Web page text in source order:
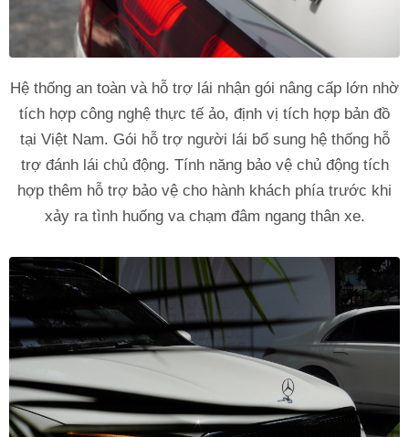
Hệ thống an toàn và hỗ trợ lái nhận gói nâng cấp lớn nhờ
tích hợp công nghệ thực tế ảo, định vị tích hợp bản đồ
tại Việt Nam. Gói hỗ trợ người lái bổ sung hệ thống hỗ
trợ đánh lái chủ động. Tính năng bảo vệ chủ động tích
hợp thêm hỗ trợ bảo vệ cho hành khách phía trước khi
xảy ra tình huống va chạm đâm ngang thân xe.